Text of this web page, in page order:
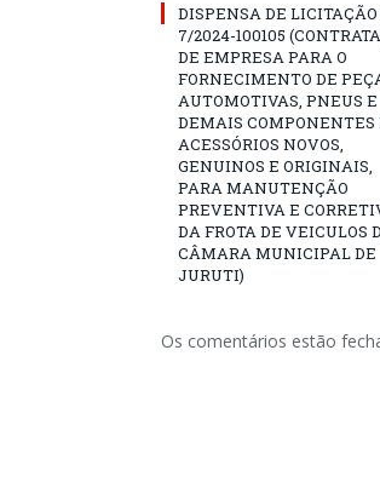
DISPENSA DE LICITAÇÃO
7/2024-100105
DE EMPRESA PARA O
FORNECIMENTO DE
AUTOMOTIVAS, PNEUS E
DEMAIS COMPONENTES
ACESSÓRIOS NOVOS,
GENUINOS E ORIGINAIS,
PARA MANUTENÇÃO
PREVENTIVA E
DA FROTA DE VEICULOS
CÂMARA MUNICIPAL DE
JURUTI)
Os comentários estão